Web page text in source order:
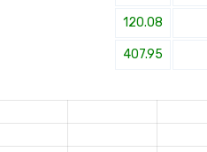
120.08
407.95